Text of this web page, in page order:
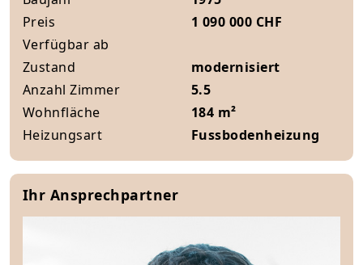
Preis
1 090 000 CHF
Verfügbar ab
Zustand
modernisiert
Anzahl Zimmer
5.5
Wohnfläche
184 m²
Heizungsart
Fussbodenheizung
Ihr Ansprechpartner